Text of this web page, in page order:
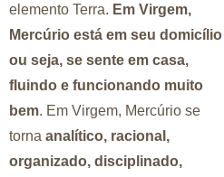
elemento Terra. Em Virgem,
Mercúrio está em seu domicílio
ou seja, se sente em casa,
fluindo e funcionando muito
bem. Em Virgem, Mercúrio se
torna analítico, racional,
organizado, disciplinado,